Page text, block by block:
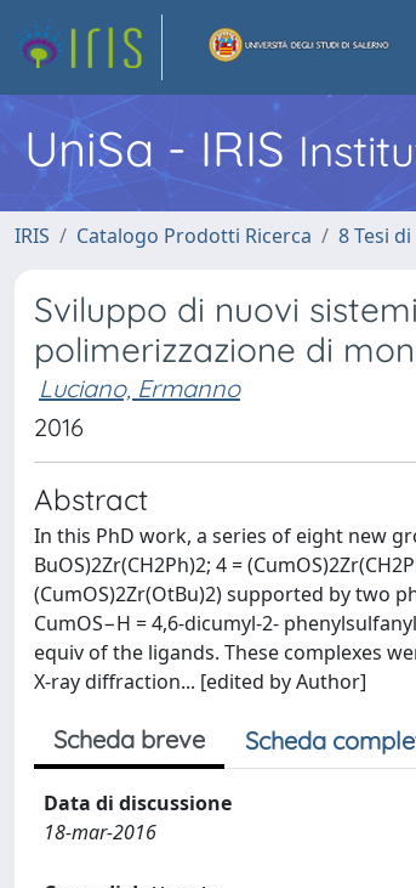
UniSa - IRIS
IRIS Catalogo Prodotti Ricerca 8 Tesi
Sviluppo di nuovi
polimerizzazione di
Luciano, Ermanno
2016
Abstract
In this PhD work, a series of eight new
BuOS)2Zr(CH2Ph)2; 4 =
(CumOS)2Zr(OtBu)2) supported by two
CumOS−H = 4,6-dicumyl-2-
equiv of the ligands. These complexes
X-ray diffraction... [edited by Author]
Scheda breve Scheda
Data di discussione
18-mar-2016